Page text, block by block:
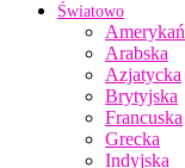
Światowo
Arabska
Azjatycka
Brytyjska
Francuska
Grecka
Indyjska